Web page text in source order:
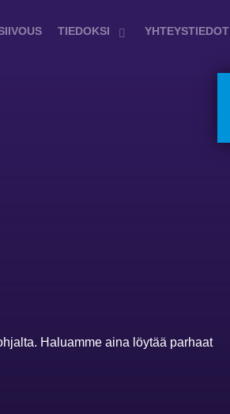
TIEDOKSI YHTEYSTIEDOT
Haluamme aina löytää parhaat